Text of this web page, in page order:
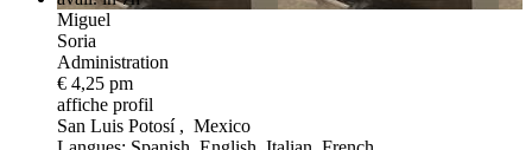
Miguel
Soria
Administration
€ 4,25 pm
affiche profil
San Luis Potosí , Mexico